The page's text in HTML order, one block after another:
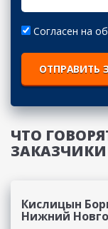
Согласен на
ОТПРАВИТЬ
ЧТО
ЗАКАЗЧИКИ
Кислицын
Нижний